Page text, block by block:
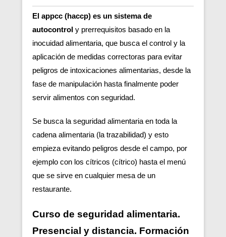
El appcc (haccp) es un sistema de
autocontrol y prerrequisitos basado en la
inocuidad alimentaria, que busca el control y la
aplicación de medidas correctoras para evitar
peligros de intoxicaciones alimentarias, desde la
fase de manipulación hasta finalmente poder
servir alimentos con seguridad.
Se busca la seguridad alimentaria en toda la
cadena alimentaria (la trazabilidad) y esto
empieza evitando peligros desde el campo, por
ejemplo con los cítricos (cítrico) hasta el menú
que se sirve en cualquier mesa de un
restaurante.
Curso de seguridad alimentaria.
Presencial y distancia. Formación